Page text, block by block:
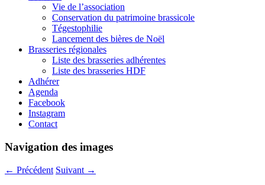
Vie de l’association
Conservation du patrimoine brassicole
Tégestophilie
Lancement des bières de Noël
Brasseries régionales
Liste des brasseries adhérentes
Liste des brasseries HDF
Adhérer
Agenda
Facebook
Instagram
Contact
Navigation des images
← Précédent Suivant →